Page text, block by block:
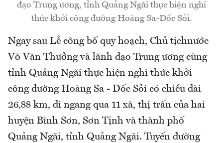
đạo Trung ương, tỉnh Quảng Ngãi thực hiện nghi
thức khởi công đường Hoàng Sa-Dốc Sỏi.
Ngay sau Lễ công bố quy hoạch, Chủ tịchnước
Võ Văn Thưởng và lãnh đạo Trung ương cùng
tỉnh Quảng Ngãi thực hiện nghi thức khởi
công đường Hoàng Sa - Dốc Sỏi có chiều dài
26,88 km, đi ngang qua 11 xã, thị trấn của hai
huyện Bình Sơn, Sơn Tịnh và thành phố
Quảng Ngãi, tỉnh Quảng Ngãi. Tuyến đường